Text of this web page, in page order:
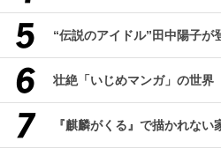
“伝説のアイドル”田中陽子が
壮絶「いじめマンガ」の世界
『麒麟がくる』で描かれない